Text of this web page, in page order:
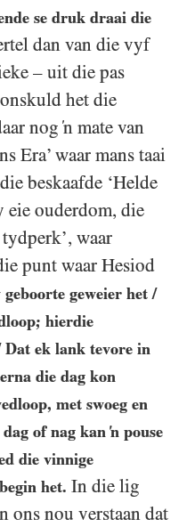
se druk draai die
dan van die vyf
– uit die pas
het die
nog ‘n mate van
Era’ waar mans taai
beskaafde ‘Helde
eie ouderdom, die
waar
punt waar Hesiod
geweier het /
hierdie
ek lank tevore in
die dag kon
met swoeg en
of nag kan ‘n pouse
die vinnige
het. In die lig
ons nou verstaan dat